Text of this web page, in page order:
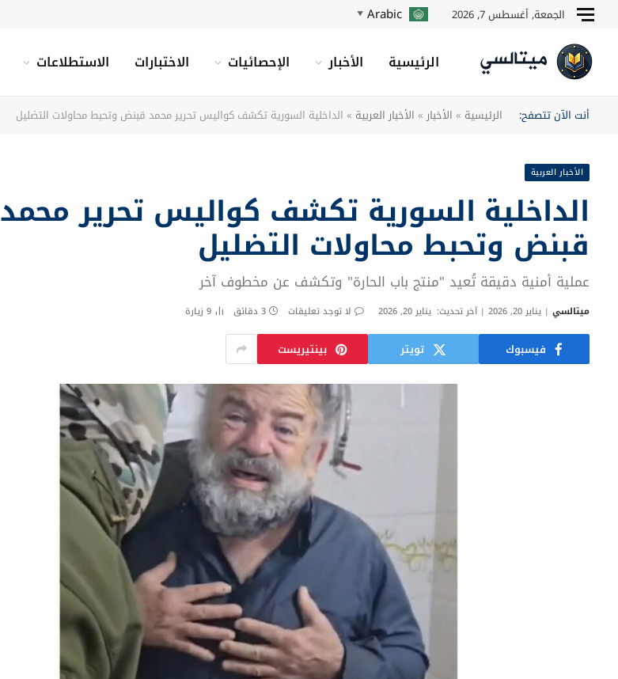
الجمعة, أغسطس 7, 2026 Arabic
▼
الرئيسية الأخبار الإحصائيات الاختبارات الاستطلاعات
أنت الآن تتصفح: الرئيسية » الأخبار» الأخبار العربية » الداخلية السورية تكشف كواليس تحرير محمد قبنض وتحبط محاولات التضليل
الأخبار العربية
الداخلية السورية تكشف كواليس تحرير محمد
قبنض وتحبط محاولات التضليل
عملية أمنية دقيقة تُعيد "منتج باب الحارة" وتكشف عن مخطوف آخر
ميتالسي يناير 20, 2026 آخر تحديث: يناير 20, 2026 لا توجد تعليقات 3 دقائق 9 زيارة
فيسبوك تويتر بينتيريست